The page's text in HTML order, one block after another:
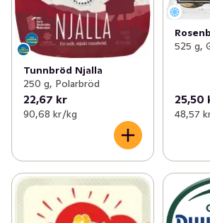
Tunnbröd Njalla
250 g, Polarbröd
22,67 kr
90,68 kr /kg
525 g,
25,50
48,57